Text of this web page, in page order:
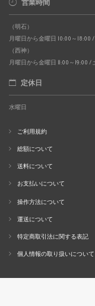
営業時間
（明石）
月曜日から金曜日 10:00～18:00
（西神）
月曜日から金曜日 11:00～19:00 /
定休日
水曜日
ご利用規約
総額について
送料について
お支払いについて
操作方法について
運送について
特定商取引法に関する表記
個人情報の取り扱いについて